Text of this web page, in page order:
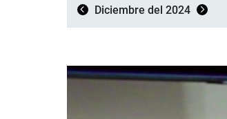
Diciembre del 2024